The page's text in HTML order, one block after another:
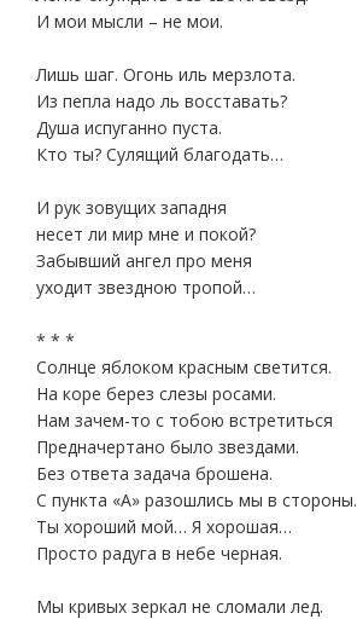
И мои мысли – не мои.
Лишь шаг. Огонь иль мерзлота.
Из пепла надо ль восставать?
Душа испуганно пуста.
Кто ты? Сулящий благодать…
И рук зовущих западня
несет ли мир мне и покой?
Забывший ангел про меня
уходит звездною тропой…
* * *
Солнце яблоком красным светится.
На коре берез слезы росами.
Нам зачем-то с тобою встретиться
Предначертано было звездами.
Без ответа задача брошена.
С пункта «А» разошлись мы в стороны.
Ты хороший мой… Я хорошая…
Просто радуга в небе черная.
Мы кривых зеркал не сломали лед.